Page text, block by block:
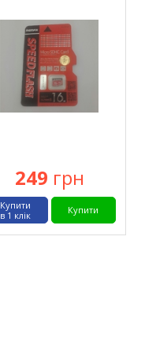
249 грн
Купити
Купити
в 1 клік